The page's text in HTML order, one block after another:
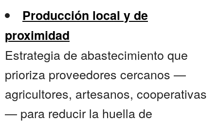
Producción local y de
proximidad
Estrategia de abastecimiento que
prioriza proveedores cercanos —
agricultores, artesanos, cooperativas
— para reducir la huella de